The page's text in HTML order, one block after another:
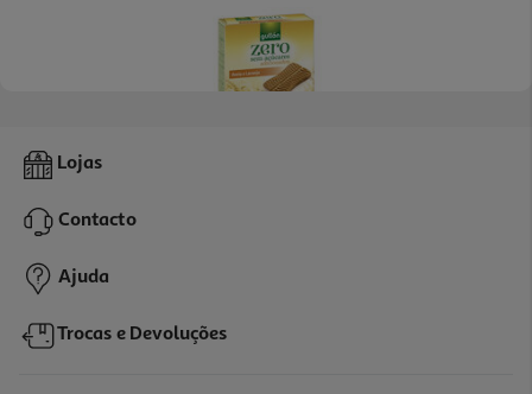
Snack Gullon Zero Sem Açucar Aveia E Laranja 144g
3,54 €
Lojas
Contacto
Ajuda
Trocas e Devoluções